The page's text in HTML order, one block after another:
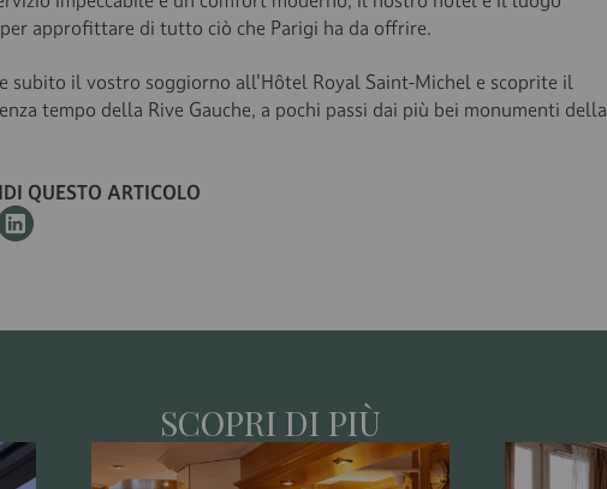
approfittare di tutto ciò che Parigi ha da offrire.
subito il vostro soggiorno all'Hôtel Royal Saint-Michel e scoprite il
tempo della Rive Gauche, a pochi passi dai più bei monumenti della
QUESTO ARTICOLO
SCOPRI DI PIÙ